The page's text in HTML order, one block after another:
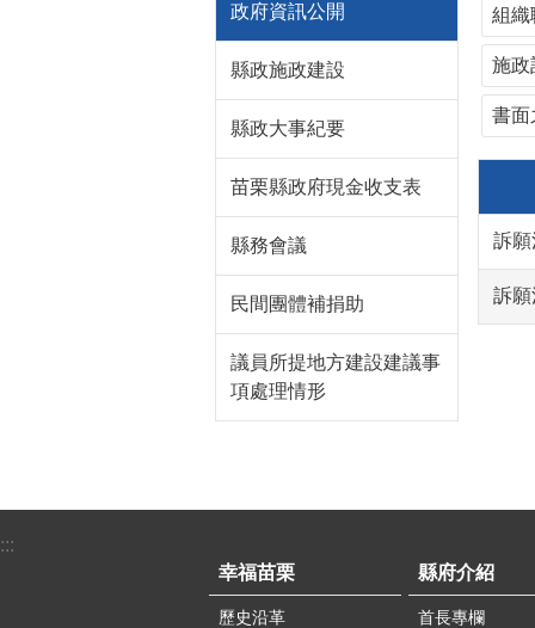
政府資訊公開
縣政施政建設
縣政大事紀要
苗栗縣政府現金收支表
縣務會議
民間團體補捐助
議員所提地方建設建議事
項處理情形
組織
施政
書面
訴願
訴願
:::
幸福苗栗
歷史沿革
縣府介紹
首長專欄